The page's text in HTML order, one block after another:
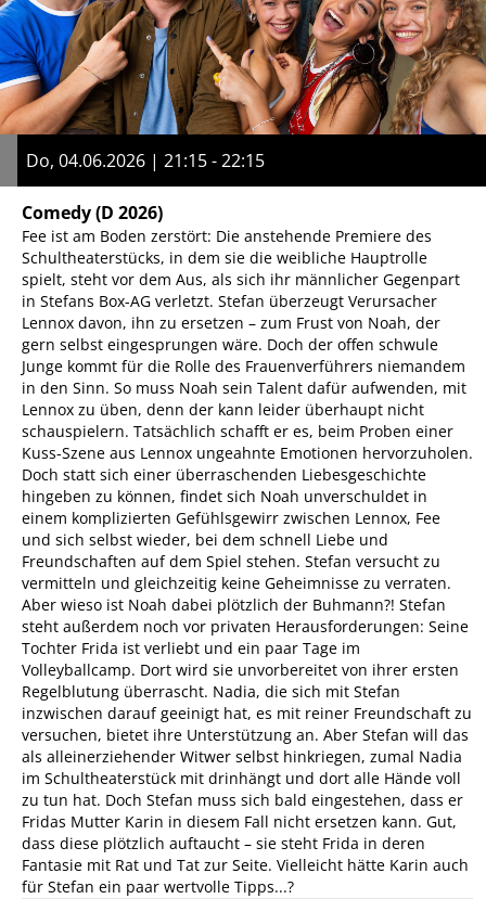
Do, 04.06.2026 | 21:15 - 22:15
Comedy(D 2026)
Fee ist am Boden zerstört: Die anstehende Premiere des
Schultheaterstücks, in dem sie die weibliche Hauptrolle
spielt, steht vor dem Aus, als sich ihr männlicher Gegenpart
in Stefans Box-AG verletzt. Stefan überzeugt Verursacher
Lennox davon, ihn zu ersetzen – zum Frust von Noah, der
gern selbst eingesprungen wäre. Doch der offen schwule
Junge kommt für die Rolle des Frauenverführers niemandem
in den Sinn. So muss Noah sein Talent dafür aufwenden, mit
Lennox zu üben, denn der kann leider überhaupt nicht
schauspielern. Tatsächlich schafft er es, beim Proben einer
Kuss-Szene aus Lennox ungeahnte Emotionen hervorzuholen.
Doch statt sich einer überraschenden Liebesgeschichte
hingeben zu können, findet sich Noah unverschuldet in
einem komplizierten Gefühlsgewirr zwischen Lennox, Fee
und sich selbst wieder, bei dem schnell Liebe und
Freundschaften auf dem Spiel stehen. Stefan versucht zu
vermitteln und gleichzeitig keine Geheimnisse zu verraten.
Aber wieso ist Noah dabei plötzlich der Buhmann?! Stefan
steht außerdem noch vor privaten Herausforderungen: Seine
Tochter Frida ist verliebt und ein paar Tage im
Volleyballcamp. Dort wird sie unvorbereitet von ihrer ersten
Regelblutung überrascht. Nadia, die sich mit Stefan
inzwischen darauf geeinigt hat, es mit reiner Freundschaft zu
versuchen, bietet ihre Unterstützung an. Aber Stefan will das
als alleinerziehender Witwer selbst hinkriegen, zumal Nadia
im Schultheaterstück mit drinhängt und dort alle Hände voll
zu tun hat. Doch Stefan muss sich bald eingestehen, dass er
Fridas Mutter Karin in diesem Fall nicht ersetzen kann. Gut,
dass diese plötzlich auftaucht – sie steht Frida in deren
Fantasie mit Rat und Tat zur Seite. Vielleicht hätte Karin auch
für Stefan ein paar wertvolle Tipps...?